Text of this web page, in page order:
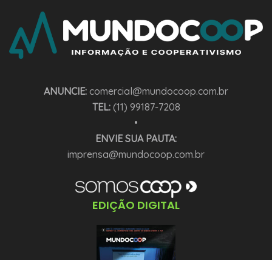
ANUNCIE: comercial@mundocoop.com.br
TEL:(11) 99187-7208
•
ENVIE SUA PAUTA:
imprensa@mundocoop.com.br
EDIÇÃO DIGITAL